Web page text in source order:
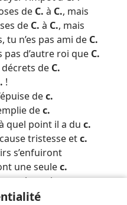
de C. à C., mais
de C. à C., mais
tu n’es pas ami de C.
pas d’autre roi que C.
décrets de C.
!
dec.
dec.
quel point il a du c.
tristesse etc.
s’enfuiront
une seulec.
plus saine
lac.